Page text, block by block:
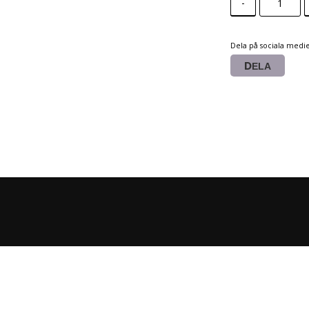
-
Dela på sociala
DELA